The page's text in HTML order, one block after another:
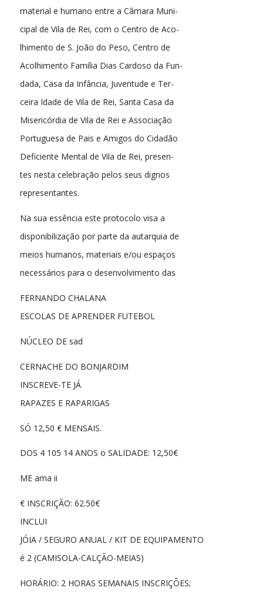
material e humano entre a Câmara Muni-
cipal de Vila de Rei, com o Centro de Aco-
lhimento de S. João do Peso, Centro de
Acolhimento Família Dias Cardoso da Fun-
dada, Casa da Infância, Juventude e Ter-
ceira Idade de Vila de Rei, Santa Casa da
Misericórdia de Vila de Rei e Associação
Portuguesa de Pais e Amigos do Cidadão
Deficiente Mental de Vila de Rei, presen-
tes nesta celebração pelos seus dignos
representantes.
Na sua essência este protocolo visa a
disponibilização por parte da autarquia de
meios humanos, materiais e/ou espaços
necessários para o desenvolvimento das
FERNANDO CHALANA
ESCOLAS DE APRENDER FUTEBOL
NÚCLEO DE sad
CERNACHE DO BONJARDIM
INSCREVE-TE JÁ
RAPAZES E RAPARIGAS
SÓ 12,50 € MENSAIS.
DOS 4 105 14 ANOS o SALIDADE: 12,50€
ME ama ii
€ INSCRIÇÃO: 62.50€
INCLUI
JÓIA / SEGURO ANUAL / KIT DE EQUIPAMENTO
é 2 (CAMISOLA-CALÇÃO-MEIAS)
HORÁRIO: 2 HORAS SEMANAIS INSCRIÇÕES;